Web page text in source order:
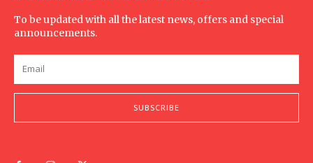
To be updated with all the latest news, offers and special
announcements.
SUBSCRIBE